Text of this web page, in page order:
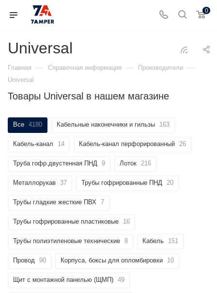
0
Universal
Главная — Справочная информация — Производители —
Universal
Товары Universal в нашем магазине
Все 4180 Кабельные наконечники и гильзы 163
Кабель-канал 14 Кабель-канал перфорированный 26
Труба гофр.двустенная ПНД 9 Лоток 216
Металлорукав 37 Трубы гофрированные ПНД 20
Трубы гладкие жесткие ПВХ 7
Трубы гофрированные пластиковые 16
Трубы полиэтиленовые технические 8 Кабель 151
Провод 90 Корпуса, боксы для опломбировки 10
Щит с монтажной панелью (ЩМП) 49